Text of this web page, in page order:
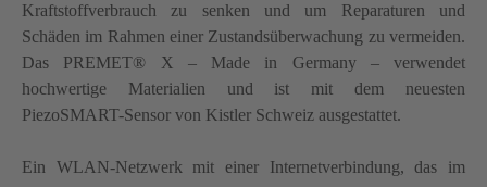
Kraftstoffverbrauch zu senken und um Reparaturen und
Schäden im Rahmen einer Zustandsüberwachung zu vermeiden.
Das PREMET® X – Made in Germany – verwendet
hochwertige Materialien und ist mit dem neuesten
PiezoSMART-Sensor von Kistler Schweiz ausgestattet.
Ein WLAN-Netzwerk mit einer Internetverbindung, das im